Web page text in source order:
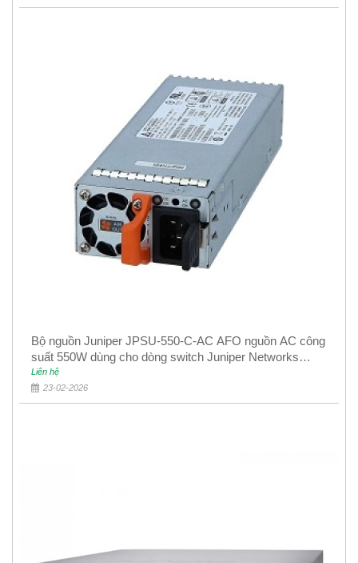
Bộ nguồn Juniper JPSU-550-C-AC AFO nguồn AC công
suất 550W dùng cho dòng switch Juniper Networks
EX4400
Liên hệ
23-02-2026